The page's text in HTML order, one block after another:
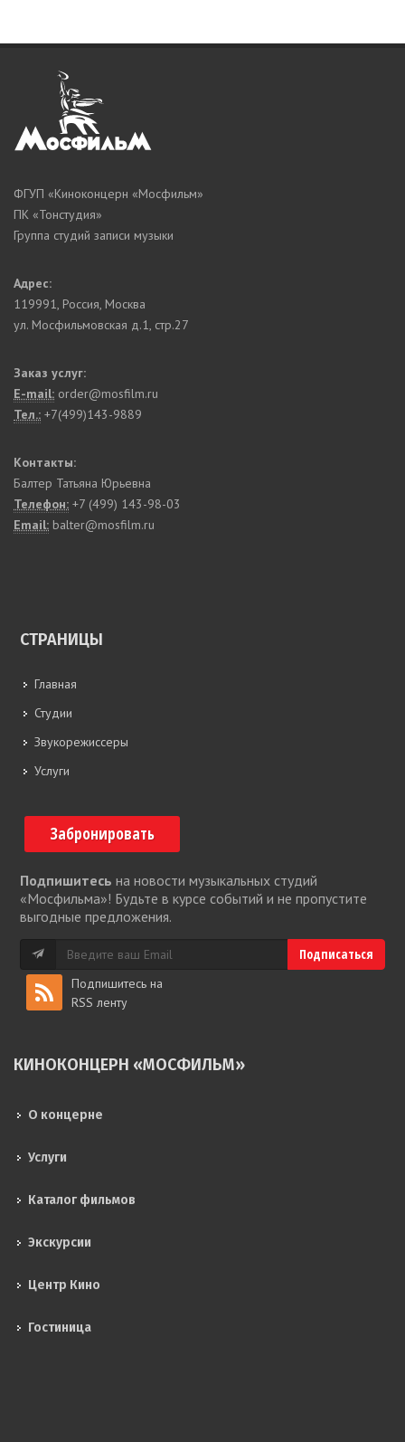
ФГУП «Киноконцерн «Мосфильм»
ПК «Тонстудия»
Группа студий записи музыки
Адрес:
119991, Россия, Москва
ул. Мосфильмовская д.1, стр.27
Заказ услуг:
E-mail: order@mosfilm.ru
Тел.: +7(499)143-9889
Контакты:
Балтер Татьяна Юрьевна
Телефон: +7 (499) 143-98-03
Email: balter@mosfilm.ru
СТРАНИЦЫ
Главная
Студии
Звукорежиссеры
Услуги
Забронировать
Подпишитесь на новости музыкальных студий
«Мосфильма»! Будьте в курсе событий и не пропустите
выгодные предложения.
Подпишитесь на
RSS ленту
КИНОКОНЦЕРН «МОСФИЛЬМ»
О концерне
Услуги
Каталог фильмов
Экскурсии
Центр Кино
Гостиница